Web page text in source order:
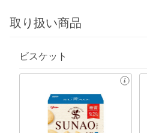
取り扱い商品
ビスケット